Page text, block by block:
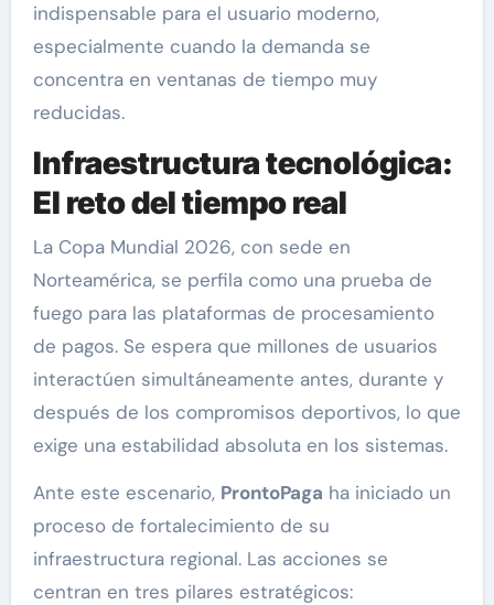
indispensable para el usuario moderno,
especialmente cuando la demanda se
concentra en ventanas de tiempo muy
reducidas.
Infraestructura tecnológica:
El reto del tiempo real
La Copa Mundial 2026, con sede en
Norteamérica, se perfila como una prueba de
fuego para las plataformas de procesamiento
de pagos. Se espera que millones de usuarios
interactúen simultáneamente antes, durante y
después de los compromisos deportivos, lo que
exige una estabilidad absoluta en los sistemas.
Ante este escenario, ProntoPaga ha iniciado un
proceso de fortalecimiento de su
infraestructura regional. Las acciones se
centran en tres pilares estratégicos: